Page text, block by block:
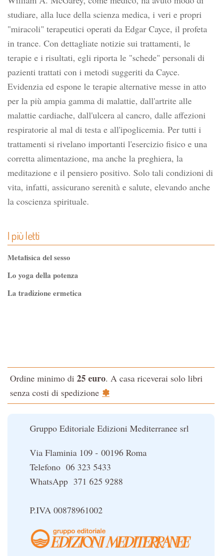
studiare, alla luce della scienza medica, i veri e propri
"miracoli" terapeutici operati da Edgar Cayce, il profeta
in trance. Con dettagliate notizie sui trattamenti, le
terapie e i risultati, egli riporta le "schede" personali di
pazienti trattati con i metodi suggeriti da Cayce.
Evidenzia ed espone le terapie alternative messe in atto
per la più ampia gamma di malattie, dall'artrite alle
malattie cardiache, dall'ulcera al cancro, dalle affezioni
respiratorie al mal di testa e all'ipoglicemia. Per tutti i
trattamenti si rivelano importanti l'esercizio fisico e una
corretta alimentazione, ma anche la preghiera, la
meditazione e il pensiero positivo. Solo tali condizioni di
vita, infatti, assicurano serenità e salute, elevando anche
la coscienza spirituale.
I più letti
Metafisica del sesso
Lo yoga della potenza
La tradizione ermetica
La Cabala
Il potere del serpente
Ordine minimo di 25 euro. A casa riceverai solo libri
senza costi di spedizione ✽
Gruppo Editoriale Edizioni Mediterranee srl
Via Flaminia 109 - 00196 Roma
Telefono 06 323 5433
WhatsApp 371 625 9288
P.IVA 00878961002